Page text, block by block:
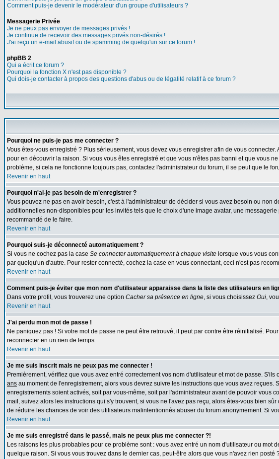
Comment puis-je devenir le modérateur d'un groupe d'utilisateurs ?
Messagerie Privée
Je ne peux pas envoyer de messages privés !
Je continue de recevoir des messages privés non-désirés !
J'ai reçu un e-mail abusif ou de spamming de quelqu'un sur ce forum !
phpBB 2
Qui a écrit ce forum ?
Pourquoi la fonction X n'est pas disponible ?
Qui dois-je contacter à propos des questions d'abus ou de légalité relatif à ce forum ?
Pourquoi ne puis-je pas me connecter ?
Vous êtes-vous enregistré ? Plus sérieusement, vous devez vous enregistrer afin de vous
pour en découvrir la raison. Si vous vous êtes enregistré et que vous n'êtes pas banni et que vous
problème, si cela ne fonctionne toujours pas, contactez l'administrateur du forum, il se peut que le
Revenir en haut
Pourquoi n'ai-je pas besoin de m'enregistrer ?
Vous pouvez ne pas en avoir besoin, c'est à l'administrateur de décider si vous avez besoin ou
additionnelles non-disponibles pour les invités tels que le choix d'une image avatar, une
recommandé de le faire.
Revenir en haut
Pourquoi suis-je déconnecté automatiquement ?
Si vous ne cochez pas la case Se connecter automatiquement à chaque visite lorsque vous vous
par quelqu'un d'autre. Pour rester connecté, cochez la case en vous connectant, ceci n'est pas
Revenir en haut
Comment puis-je éviter que mon nom d'utilisateur apparaisse dans la liste des utilisateurs en
Dans votre profil, vous trouverez une option Cacher sa présence en ligne, si vous choisissez Oui,
Revenir en haut
J'ai perdu mon mot de passe !
Ne paniquez pas ! Si votre mot de passe ne peut être retrouvé, il peut par contre être réinitialisé.
reconnecter en un rien de temps.
Revenir en haut
Je me suis inscrit mais ne peux pas me connecter !
Premièrement, vérifiez que vous avez entré correctement vos nom d'utilisateur et mot de passe.
ans au moment de l'enregistrement, alors vous devrez suivre les instructions que vous avez
enregistrements soient activés, soit par vous-même, soit par l'administrateur avant de pouvoir vous
mail, suivez alors les instructions qui s'y trouvent, si vous ne l'avez pas reçu, alors êtes-vous bien
de réduire les chances de voir des utilisateurs malintentionnés abuser du forum anonymement. Si
Revenir en haut
Je me suis enregistré dans le passé, mais ne peux plus me connecter ?!
Les raisons les plus probables pour ce problème sont : vous avez entré un nom d'utilisateur ou
quelque raison. Si vous vous trouvez dans le dernier cas, peut-être alors que vous n'avez rien